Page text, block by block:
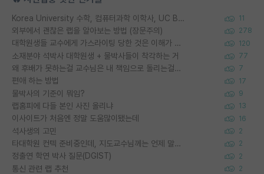
Korea University 수학, 컴퓨터과학 이학사, UC Berkeley 산업공학 대학원 공학박사가 되는 것은 쉽지 않겠죠? 11
외부에서 괜찮은 랩을 알아보는 방법 (장문주의) 278
대학원생들 교수에게 가스라이팅 당한 것은 이해가 갑니다. 안타깝네요. 120
소재분야 석박사 대학원생 + 물박사들이 착각하는 거 77
왜 후배가 못하는걸 교수님은 내 책임으로 돌리는걸까요? 7
편애 하는 방법 17
물박사의 기준이 뭐임? 9
랩홈피에 다들 본인 사진 올리냐 13
이사이트가 처음엔 정말 도움많이됐는데 16
석사생의 고민 2
타대학원 컨텍 준비중인데, 지도교수님께는 언제 말씀드려야 할까요? 2
정출연 학연 박사 질문(DGIST) 2
통신 관련 랩 추천 2